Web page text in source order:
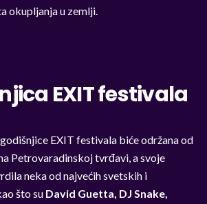
okupljanja u zemlji.
EXIT festivala
EXIT festivala biće održana od
Petrovaradinskoj tvrđavi, a svoje
neka od najvećih svetskih i
što su David Guetta, DJ Snake,